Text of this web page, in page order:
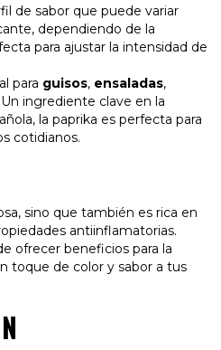
de sabor que puede variar
dependiendo de la
para ajustar la intensidad de
para guisos, ensaladas,
Un ingrediente clave en la
la paprika es perfecta para
cotidianos.
sino que también es rica en
antiinflamatorias.
ofrecer beneficios para la
toque de color y sabor a tus